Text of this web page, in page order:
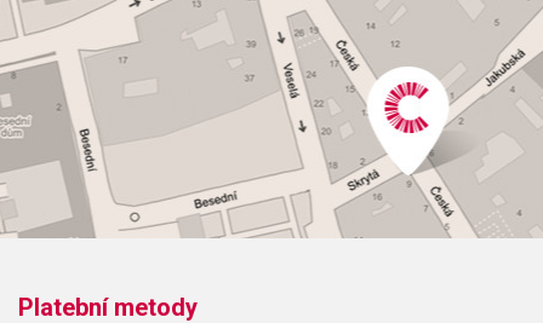
Platební metody